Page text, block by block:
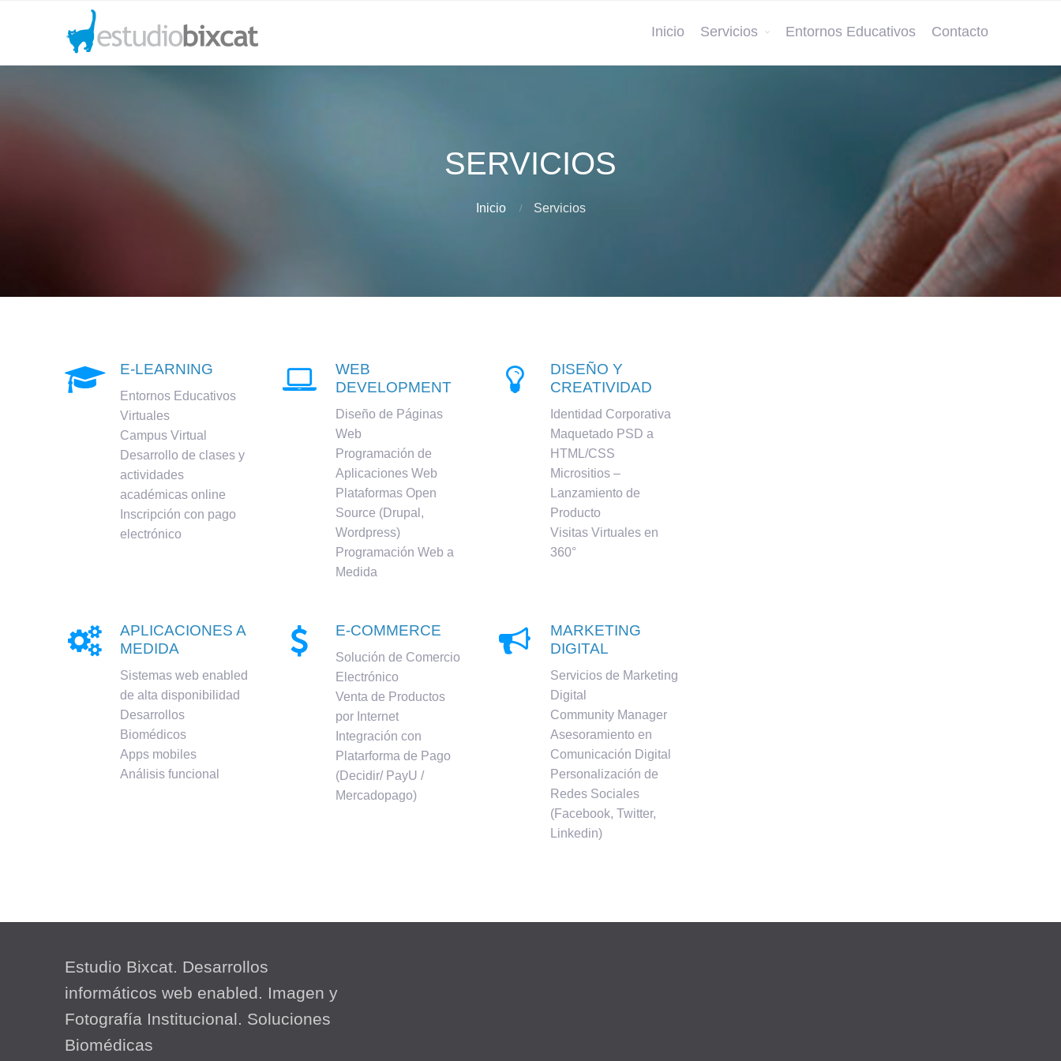
Inicio Servicios Entornos Educativos Contacto
SERVICIOS
Inicio Servicios
 E-LEARNING
Entornos Educativos
Virtuales
Campus Virtual
Desarrollo de clases y
actividades
académicas online
Inscripción con pago
electrónico

WEB
DEVELOPMENT
Diseño de Páginas
Web
Programación de
Aplicaciones Web
Plataformas Open
Source (Drupal,
Wordpress)
Programación Web a
Medida

DISEÑO Y
CREATIVIDAD
Identidad Corporativa
Maquetado PSD a
HTML/CSS
Micrositios –
Lanzamiento de
Producto
Visitas Virtuales en
360°

APLICACIONES A
MEDIDA
Sistemas web enabled
de alta disponibilidad
Desarrollos
Biomédicos
Apps mobiles
Análisis funcional
 E-COMMERCE
Solución de Comercio
Electrónico
Venta de Productos
por Internet
Integración con
Platarforma de Pago
(Decidir/ PayU /
Mercadopago)

MARKETING
DIGITAL
Servicios de Marketing
Digital
Community Manager
Asesoramiento en
Comunicación Digital
Personalización de
Redes Sociales
(Facebook, Twitter,
Linkedin)
Estudio Bixcat. Desarrollos
informáticos web enabled. Imagen y
Fotografía Institucional. Soluciones
Biomédicas